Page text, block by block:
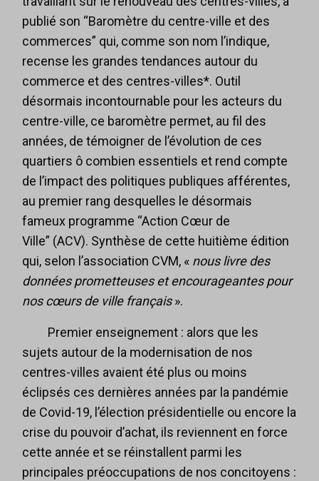
publié son “Baromètre du centre-ville et des
commerces” qui, comme son nom l’indique,
recense les grandes tendances autour du
commerce et des centres-villes*. Outil
désormais incontournable pour les acteurs du
centre-ville, ce baromètre permet, au fil des
années, de témoigner de l’évolution de ces
quartiers ô combien essentiels et rend compte
de l’impact des politiques publiques afférentes,
au premier rang desquelles le désormais
fameux programme “Action Cœur de
Ville” (ACV). Synthèse de cette huitième édition
qui, selon l’association CVM, « nous livre des
données prometteuses et encourageantes pour
nos cœurs de ville français».
Premier enseignement : alors que les
sujets autour de la modernisation de nos
centres-villes avaient été plus ou moins
éclipsés ces dernières années par la pandémie
de Covid-19, l’élection présidentielle ou encore la
crise du pouvoir d’achat, ils reviennent en force
cette année et se réinstallent parmi les
principales préoccupations de nos concitoyens :